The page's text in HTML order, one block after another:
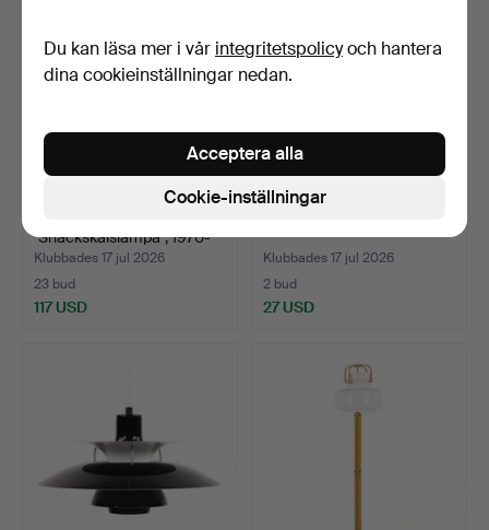
"Snäckskalslampa", 1970-
tal.
Klubbades 17 jul 2026
23 bud
117 USD
Klubbades 17 jul 2026
2 bud
27 USD
Du kan läsa mer i vår integritetspolicyoch hantera
dina cookieinställningar nedan.
Cookie-inställningar
Acceptera alla